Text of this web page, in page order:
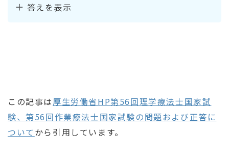
答えを表示
この記事は厚生労働省HP第56回理学療法士国家試
験、第56回作業療法士国家試験の問題および正答に
ついて から引用しています。